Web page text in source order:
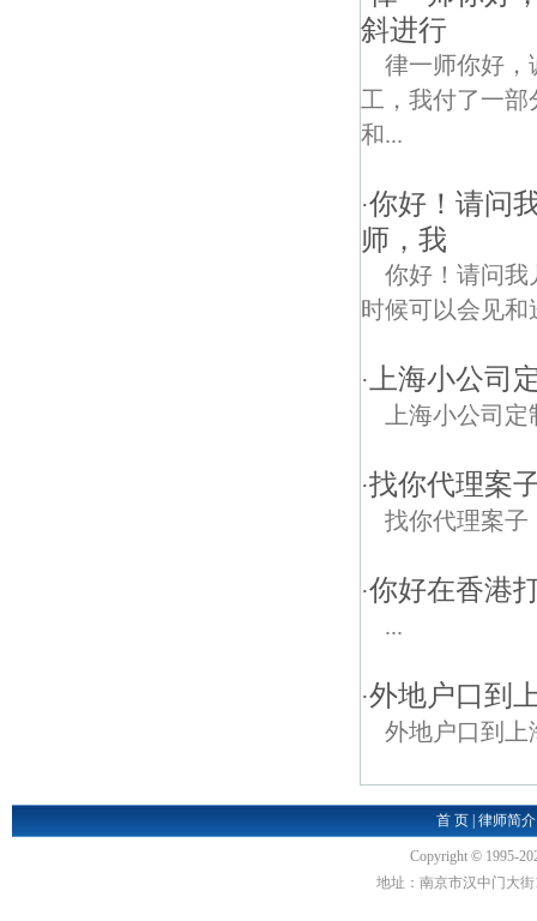
斜进行
律一师你好，
工，我付了一
和...
·你好！请问
师，我
你好！请问我
时候可以会见和
· 上海小公司
上海小公司
·找你代理案
找你代理案子
·你好在香港
...
·外地户口到
外地户口到上
首 页 |律师简介
Copyright © 1995-
地址：南京市汉中门大街